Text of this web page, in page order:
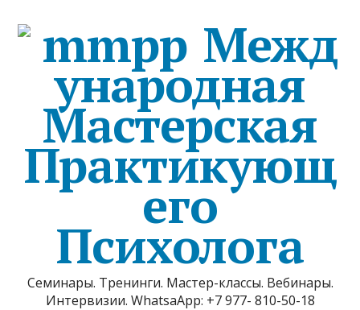
Межд
ународная
Мастерская
Практикующ
его
Психолога
Семинары. Тренинги. Мастер-классы. Вебинары.
Интервизии. WhatsaApp: +7 977- 810-50-18